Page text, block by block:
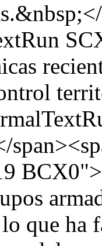
que ha